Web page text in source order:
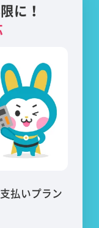
に！
払いプラン